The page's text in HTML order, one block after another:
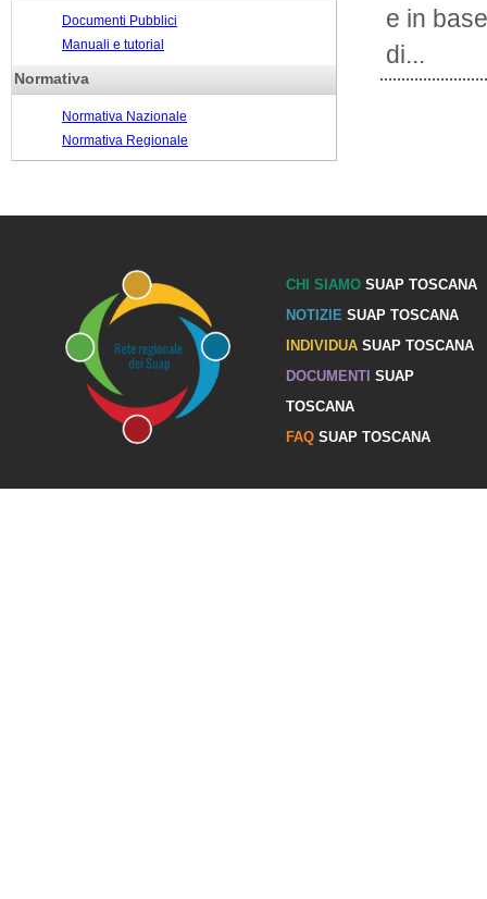
Documenti Pubblici
Manuali e tutorial
Normativa
Normativa Nazionale
Normativa Regionale
e in
di...
CHI SIAMOSUAP TOSCANA
NOTIZIE SUAP TOSCANA
INDIVIDUASUAP TOSCANA
DOCUMENTI SUAP
TOSCANA
FAQSUAP TOSCANA